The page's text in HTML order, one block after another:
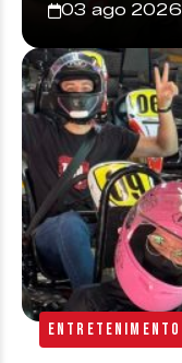
03 ago 2026
Entretenimento